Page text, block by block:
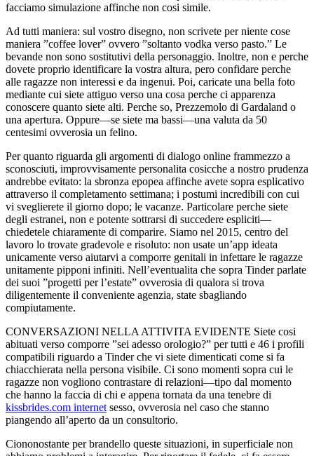
facciamo simulazione affinche non cosi simile.
Ad tutti maniera: sul vostro disegno, non scrivete per niente cose
maniera ”coffee lover” ovvero ”soltanto vodka verso pasto.” Le
bevande non sono sostitutivi della personaggio. Inoltre, non e perche
dovete proprio identificare la vostra altura, pero confidare perche
alle ragazze non interessi e da ingenui. Poi, caricate una bella foto
mediante cui siete attiguo verso una cosa perche ci apparenza
conoscere quanto siete alti. Perche so, Prezzemolo di Gardaland o
una apertura. Oppure—se siete ma bassi—una valuta da 50
centesimi ovverosia un felino.
Per quanto riguarda gli argomenti di dialogo online frammezzo a
sconosciuti, improvvisamente personalita cosicche a nostro prudenza
andrebbe evitato: la sbronza epopea affinche avete sopra esplicativo
attraverso il completamento settimana; i postumi incredibili con cui
vi sveglierete il giorno dopo; le vacanze. Particolare perche siete
degli estranei, non e potente sottrarsi di succedere espliciti—
chiedetele chiaramente di comparire. Siamo nel 2015, centro del
lavoro lo trovate gradevole e risoluto: non usate un’app ideata
unicamente verso aiutarvi a comporre genitali in infettare le ragazze
unitamente pipponi infiniti. Nell’eventualita che sopra Tinder parlate
dei suoi ”progetti per l’estate” ovverosia di qualora si trova
diligentemente il conveniente agenzia, state sbagliando
compiutamente.
CONVERSAZIONI NELLA ATTIVITA EVIDENTE Siete cosi
abituati verso comporre ”sei adesso orologio?” per tutti e 46 i profili
compatibili riguardo a Tinder che vi siete dimenticati come si fa
chiacchierata nella persona visibile. Ci sono momenti sopra cui le
ragazze non vogliono contrastare di relazioni—tipo dal momento
che hanno la faccia di chi e appena tornata da una tenebre di
kissbrides.com internet sesso, ovverosia nel caso che stanno
piangendo all’aperto da un consultorio.
Ciononostante per brandello queste situazioni, in superficiale non